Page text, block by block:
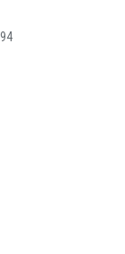
94